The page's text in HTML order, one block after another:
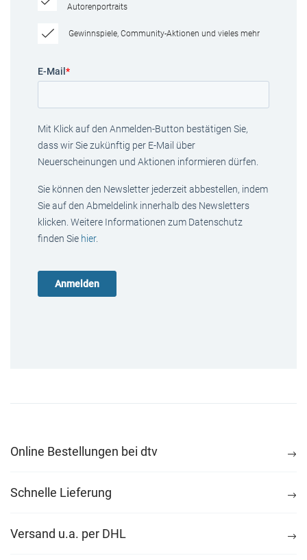
Autorenportraits
Gewinnspiele, Community-Aktionen und vieles mehr
E-Mail *
Mit Klick auf den Anmelden-Button bestätigen Sie,
dass wir Sie zukünftig per E-Mail über
Neuerscheinungen und Aktionen informieren dürfen.
Sie können den Newsletter jederzeit abbestellen, indem
Sie auf den Abmeldelink innerhalb des Newsletters
klicken. Weitere Informationen zum Datenschutz
finden Sie hier.
Online Bestellungen bei dtv
Schnelle Lieferung
Versand u.a. per DHL